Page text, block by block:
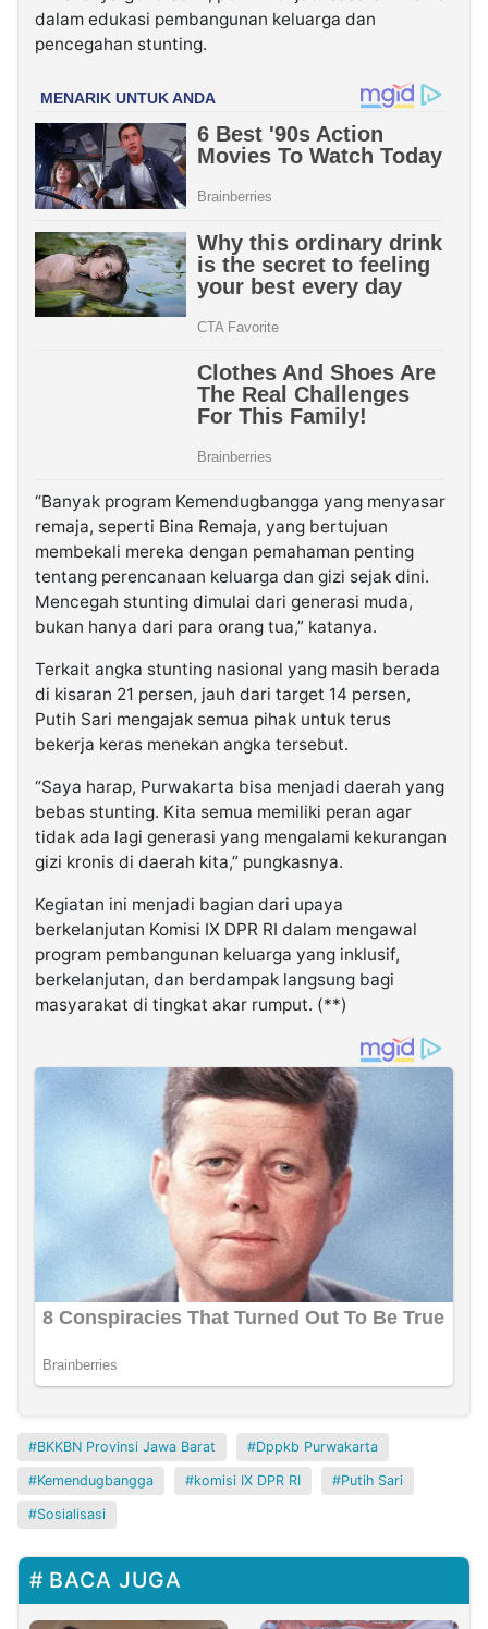
dalam edukasi pembangunan keluarga dan
pencegahan stunting.
“Banyak program Kemendugbangga yang menyasar
remaja, seperti Bina Remaja, yang bertujuan
membekali mereka dengan pemahaman penting
tentang perencanaan keluarga dan gizi sejak dini.
Mencegah stunting dimulai dari generasi muda,
bukan hanya dari para orang tua,” katanya.
Terkait angka stunting nasional yang masih berada
di kisaran 21 persen, jauh dari target 14 persen,
Putih Sari mengajak semua pihak untuk terus
bekerja keras menekan angka tersebut.
“Saya harap, Purwakarta bisa menjadi daerah yang
bebas stunting. Kita semua memiliki peran agar
tidak ada lagi generasi yang mengalami kekurangan
gizi kronis di daerah kita,” pungkasnya.
Kegiatan ini menjadi bagian dari upaya
berkelanjutan Komisi IX DPR RI dalam mengawal
program pembangunan keluarga yang inklusif,
berkelanjutan, dan berdampak langsung bagi
masyarakat di tingkat akar rumput. (**)
BKKBN Provinsi Jawa Barat Dppkb Purwakarta
Kemendugbangga komisi IX DPR RI Putih Sari
Sosialisasi
BACA JUGA